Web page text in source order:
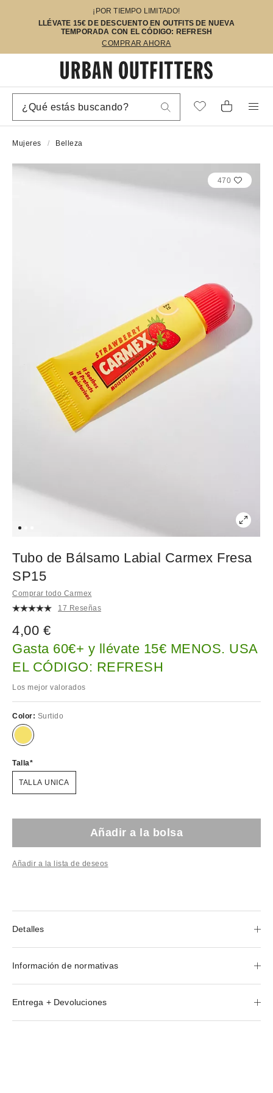
¡POR TIEMPO LIMITADO!
LLÉVATE 15€ DE DESCUENTO EN OUTFITS DE NUEVA
TEMPORADA CON EL CÓDIGO: REFRESH
COMPRAR AHORA
Mujeres Belleza
470
Tubo de Bálsamo Labial Carmex Fresa
SP15
Comprar todo Carmex
17 Reseñas
4,00 €
Gasta 60€+ y llévate 15€ MENOS. USA
EL CÓDIGO: REFRESH
Los mejor valorados
Color: Surtido
Talla
TALLA UNICA
Añadir a la bolsa
Añadir a la lista de deseos
Detalles
Información de normativas
Entrega + Devoluciones